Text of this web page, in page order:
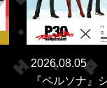
2026.08.05
『ペルソナ』